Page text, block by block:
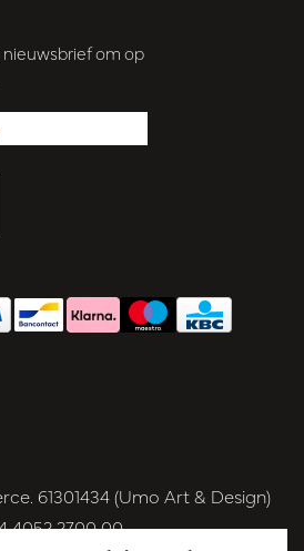
om op
61301434 (Umo Art & Design)
4052 2700 00